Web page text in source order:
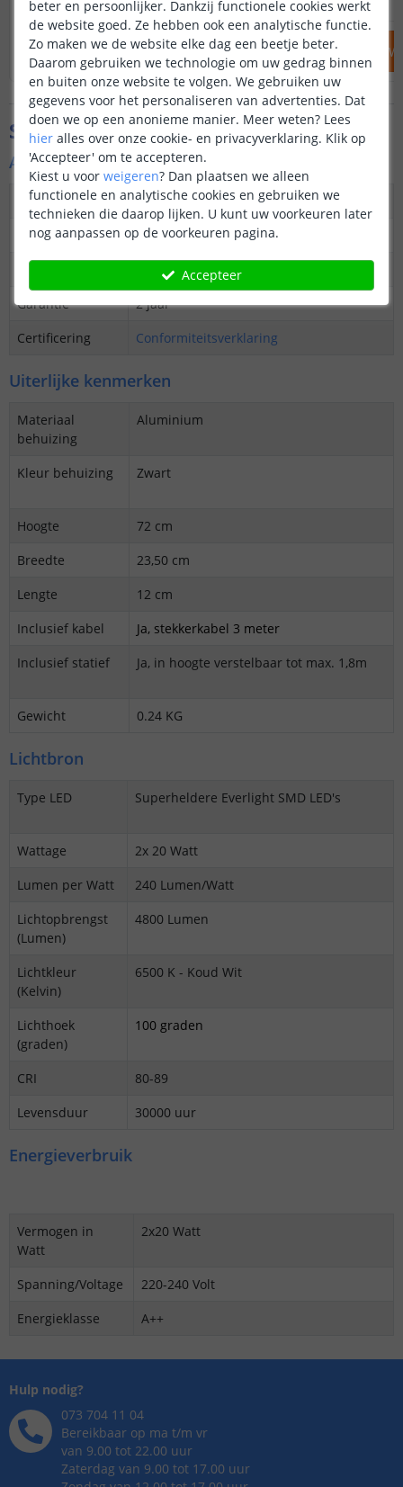
IN WINKELWAGEN IN
Specificaties
Algemene kenmerken bouwlamp
Type lamp
LED bouwlamp
Aantal lampen
2
Garantie
2 jaar
Certificering
Conformiteitsverklaring
Uiterlijke kenmerken
Materiaal
behuizing
Aluminium
Kleur behuizing Zwart
Hoogte
72 cm
Breedte
23,50 cm
Lengte
12 cm
Inclusief kabel
Ja, stekkerkabel 3 meter
Inclusief statief
Ja, in hoogte verstelbaar tot max. 1,8m
Gewicht 0.24 KG
Lichtbron
Type LED Superheldere Everlight SMD LED's
Wattage
2x 20 Watt
Lumen per Watt
240 Lumen/Watt
Lichtopbrengst
(Lumen)
4800 Lumen
Lichtkleur
(Kelvin)
6500 K - Koud Wit
Lichthoek
(graden)
100 graden
CRI
80-89
Levensduur
30000 uur
Energieverbruik
Vermogen in
Watt
2x20 Watt
Spanning/Voltage
220-240 Volt
Energieklasse
A++
Hulp nodig?
073 704 11 04
Bereikbaar op ma t/m vr
van 9.00 tot 22.00 uur
Zaterdag van 9.00 tot 17.00 uur
beter en persoonlijker. Dankzij functionele cookies werkt
de website goed. Ze hebben ook een analytische functie.
Zo maken we de website elke dag een beetje beter.
Daarom gebruiken we technologie om uw gedrag binnen
en buiten onze website te volgen. We gebruiken uw
gegevens voor het personaliseren van advertenties. Dat
doen we op een anonieme manier. Meer weten? Lees
hier alles over onze cookie- en privacyverklaring. Klik op
'Accepteer' om te accepteren.
Kiest u voor weigeren? Dan plaatsen we alleen
functionele en analytische cookies en gebruiken we
technieken die daarop lijken. U kunt uw voorkeuren later
nog aanpassen op de voorkeuren pagina.
Accepteer